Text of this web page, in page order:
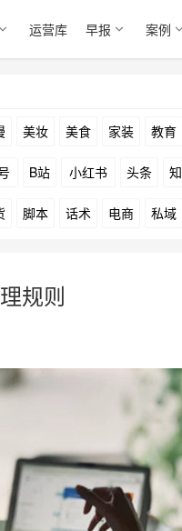
运营库 早报 案例
美妆 美食 家装 教育
B站 小红书 头条
Facebook Tiktok YouTube
脚本 话术 电商 私域
规则